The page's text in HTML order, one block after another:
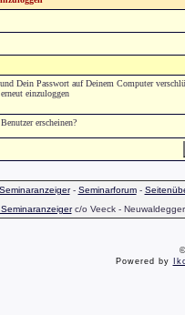
Dein Passwort auf Deinem Computer
einzuloggen
erscheinen?
Seminaranzeiger- Seminarforum-
c/o Veeck -
Powered by